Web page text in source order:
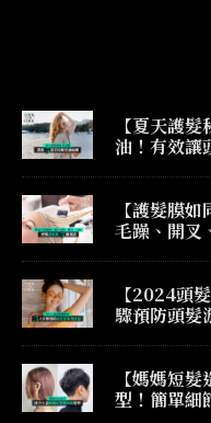
【夏天護
油！有效讓
【護髮膜
毛躁、開叉
【2024頭
驟預防頭髮
【媽媽短
型！簡單細